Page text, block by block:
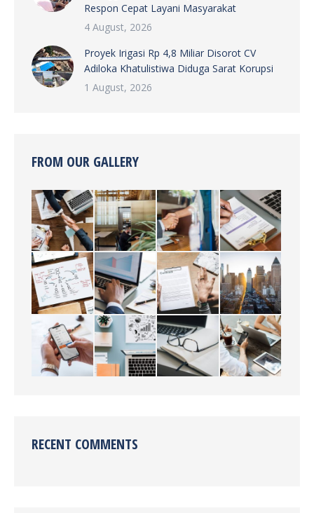
Respon Cepat Layani Masyarakat
4 August, 2026
Proyek Irigasi Rp 4,8 Miliar Disorot CV
Adiloka Khatulistiwa Diduga Sarat Korupsi
1 August, 2026
FROM OUR GALLERY
RECENT COMMENTS